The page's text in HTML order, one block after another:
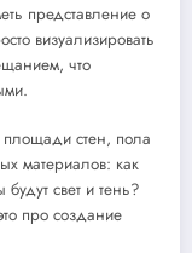
представление о
визуализировать
что
стен, пола
материалов: как
свет и тень?
про создание